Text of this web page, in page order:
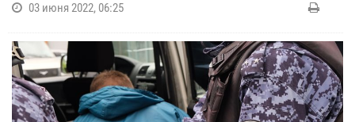
03 июня 2022, 06:25